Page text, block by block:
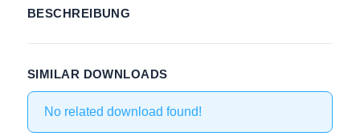
BESCHREIBUNG
SIMILAR DOWNLOADS
No related download found!